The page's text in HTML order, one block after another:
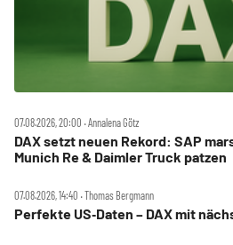
07.08.2026, 20:00 ‧ Annalena Götz
DAX setzt neuen Rekord: SAP
Munich Re & Daimler Truck patzen
07.08.2026, 14:40 ‧ Thomas Bergmann
Perfekte US‑Daten – DAX mit